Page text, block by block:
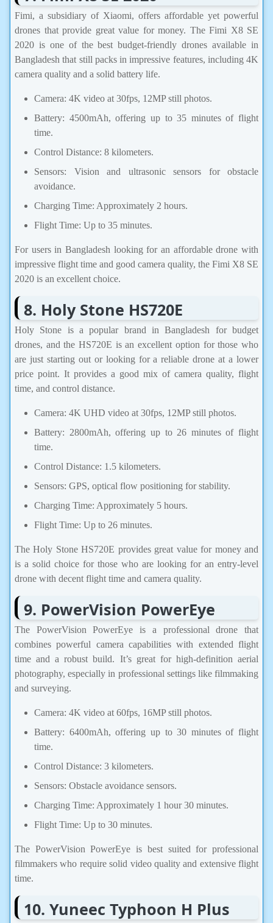
Fimi, a subsidiary of Xiaomi, offers affordable yet powerful
drones that provide great value for money. The Fimi X8 SE
2020 is one of the best budget-friendly drones available in
Bangladesh that still packs in impressive features, including 4K
camera quality and a solid battery life.
Camera: 4K video at 30fps, 12MP still photos.
Battery: 4500mAh, offering up to 35 minutes of flight
time.
Control Distance: 8 kilometers.
Sensors: Vision and ultrasonic sensors for obstacle
avoidance.
Charging Time: Approximately 2 hours.
Flight Time: Up to 35 minutes.
For users in Bangladesh looking for an affordable drone with
impressive flight time and good camera quality, the Fimi X8 SE
2020 is an excellent choice.
8. Holy Stone HS720E
Holy Stone is a popular brand in Bangladesh for budget
drones, and the HS720E is an excellent option for those who
are just starting out or looking for a reliable drone at a lower
price point. It provides a good mix of camera quality, flight
time, and control distance.
Camera: 4K UHD video at 30fps, 12MP still photos.
Battery: 2800mAh, offering up to 26 minutes of flight
time.
Control Distance: 1.5 kilometers.
Sensors: GPS, optical flow positioning for stability.
Charging Time: Approximately 5 hours.
Flight Time: Up to 26 minutes.
The Holy Stone HS720E provides great value for money and
is a solid choice for those who are looking for an entry-level
drone with decent flight time and camera quality.
9. PowerVision PowerEye
The PowerVision PowerEye is a professional drone that
combines powerful camera capabilities with extended flight
time and a robust build. It’s great for high-definition aerial
photography, especially in professional settings like filmmaking
and surveying.
Camera: 4K video at 60fps, 16MP still photos.
Battery: 6400mAh, offering up to 30 minutes of flight
time.
Control Distance: 3 kilometers.
Sensors: Obstacle avoidance sensors.
Charging Time: Approximately 1 hour 30 minutes.
Flight Time: Up to 30 minutes.
The PowerVision PowerEye is best suited for professional
filmmakers who require solid video quality and extensive flight
time.
10. Yuneec Typhoon H Plus